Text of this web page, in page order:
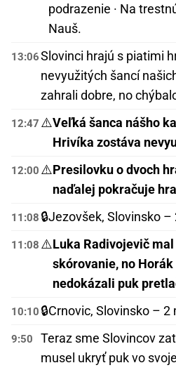
podrazenie · Na
Nauš.
13:06Slovinci hrajú s piatimi
nevyužitých šancí
zahrali dobre, no
12:47 ⚠️Veľká šanca nášho
Hrivíka zostáva
12:00 ⚠️Presilovku o dvoch
naďalej pokračuje
11:08 🔒Jezovšek, Slovinsko –
11:08 ⚠️Luka Radivojevič
skórovanie, no
nedokázali puk
10:10 🔒Crnovic, Slovinsko – 2
9:50
Teraz sme Slovincov
musel ukryť puk vo